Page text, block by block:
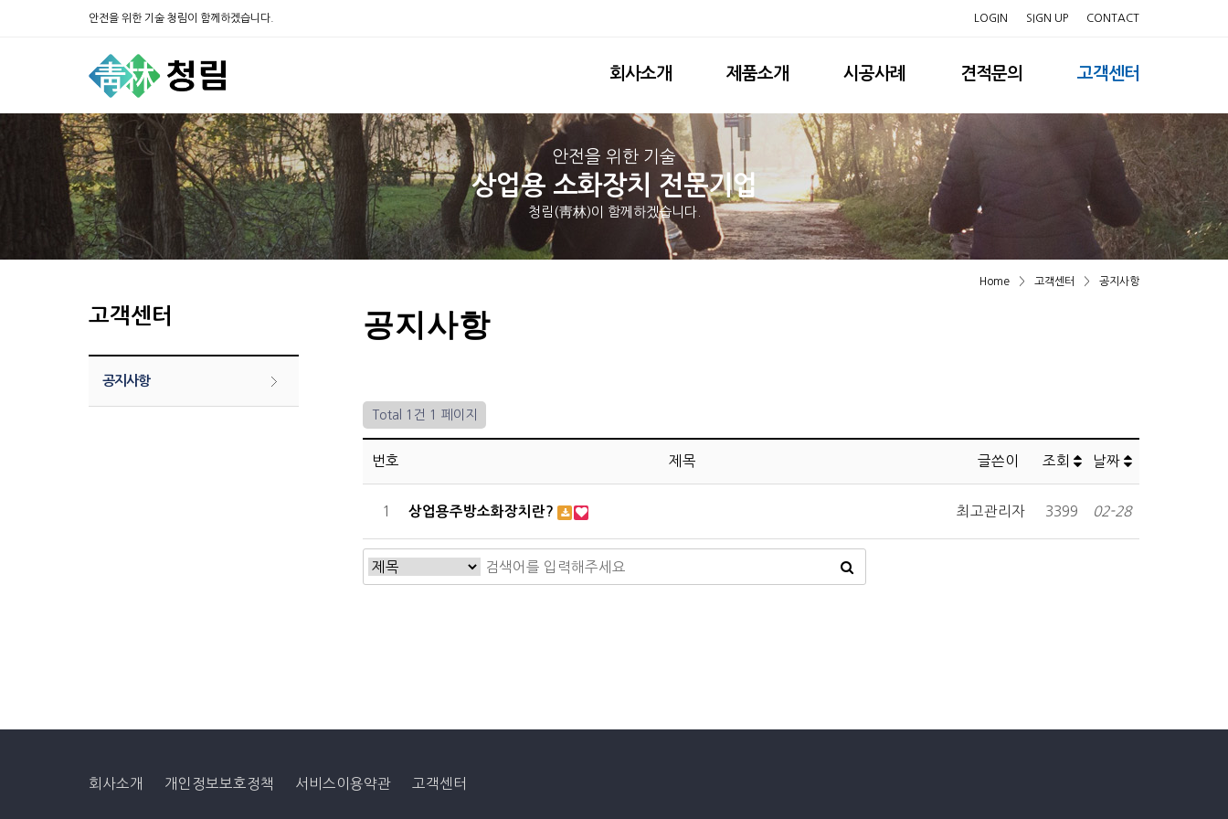
안전을 위한 기술 청림이 함께하겠습니다. CONTACT
SIGN UP
LOGIN
회사소개 제품소개 시공사례 견적문의 고객센터
안전을 위한 기술
상업용 소화장치 전문기업
청림(靑林)이 함께하겠습니다.
Home > 고객센터 > 공지사항
고객센터
공지사항
공지사항
Total 1건 1 페이지
번호 제목 글쓴이 조회 날짜
1 상업용주방소화장치란? 최고관리자 3399 02-28
회사소개 개인정보보호정책 서비스이용약관 고객센터